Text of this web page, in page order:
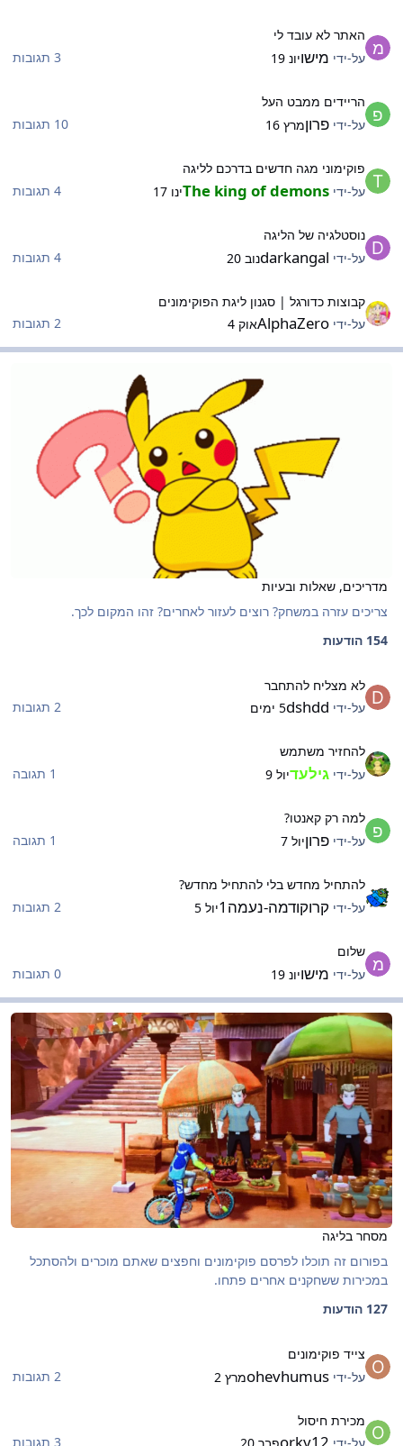
האתר לא עובד לי
על-ידי מישויונ 19
3 תגובות
הריידים ממבט העל
על-ידי פרוןמרץ 16
10 תגובות
פוקימוני מגה חדשים בדרכם לליגה
על-ידי The king of demonsינו 17
4 תגובות
נוסטלגיה של הליגה
על-ידי darkangalנוב 20
4 תגובות
קבוצות כדורגל | סגנון ליגת הפוקימונים
על-ידי AlphaZeroאוק 4 2 תגובות
מדריכים, שאלות ובעיות
צריכים עזרה במשחק? רוצים לעזור לאחרים? זהו המקום לכך.
154 הודעות
לא מצליח להתחבר
על-ידי dshdd5 ימים
2 תגובות
להחזיר משתמש
על-ידי גילעדיול 9
1 תגובה
למה רק קאנטו?
על-ידי פרוןיול 7
1 תגובה
להתחיל מחדש בלי להתחיל מחדש?
על-ידי קרוקודמה-נעמה1 יול 5
2 תגובות
שלום
על-ידי מישויונ 19 0 תגובות
מסחר בליגה
מסחר בליגה
מסחר בליגה
בפורום זה תוכלו לפרסם פוקימונים וחפצים שאתם מוכרים ולהסתכל
במכירות ששחקנים אחרים פתחו.
127 הודעות
צייד פוקימונים
על-ידי ohevhumusמרץ 2
2 תגובות
מכירת חיסול
3 תגובות